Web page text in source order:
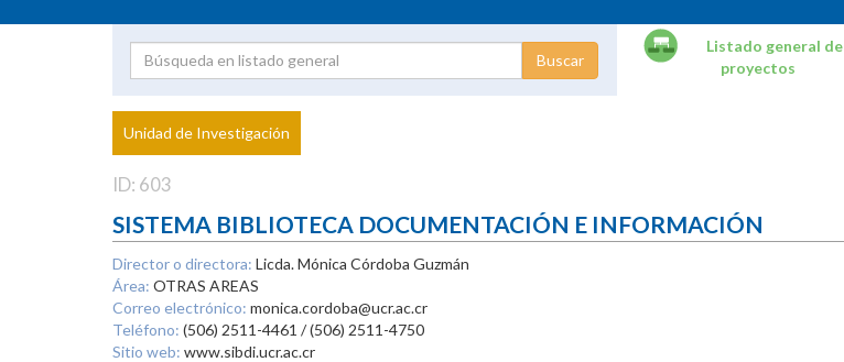
Proyecto
Investigador
Listado general de
proyectos
Unidad de Investigación
ID: 603
SISTEMA BIBLIOTECA DOCUMENTACIÓN E INFORMACIÓN
Director o directora: Licda. Mónica Córdoba Guzmán
Área: OTRAS AREAS
Correo electrónico: monica.cordoba@ucr.ac.cr
Teléfono: (506) 2511-4461 / (506) 2511-4750
Sitio web: www.sibdi.ucr.ac.cr